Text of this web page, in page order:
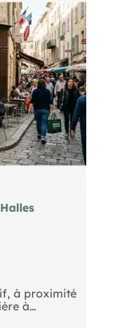
à proximité
à
Un